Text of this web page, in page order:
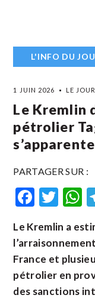
L'INFO DU
1 JUIN 2026 LE
Le Kremlin
pétrolier
PARTAGER SUR :
Le Kremlin a
France et
pétrolier en
des sanctions